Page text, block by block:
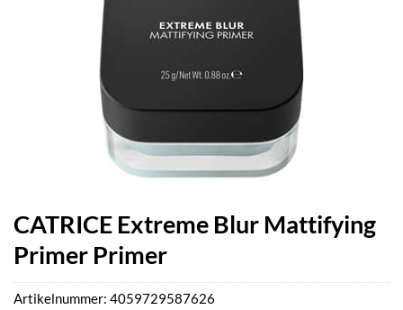
CATRICE Extreme Blur Mattifying
Primer Primer
Artikelnummer: 4059729587626